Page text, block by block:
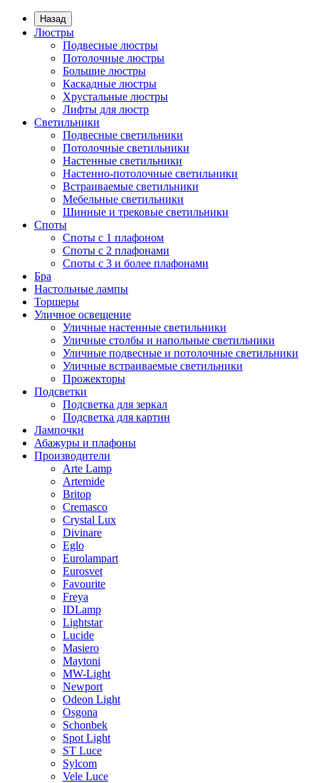
Назад
Люстры
Подвесные люстры
Потолочные люстры
Большие люстры
Каскадные люстры
Хрустальные люстры
Лифты для люстр
Светильники
Подвесные светильники
Потолочные светильники
Настенные светильники
Настенно-потолочные светильники
Встраиваемые светильники
Мебельные светильники
Шинные и трековые светильники
Споты
Споты с 1 плафоном
Споты с 2 плафонами
Споты с 3 и более плафонами
Бра
Настольные лампы
Торшеры
Уличное освещение
Уличные настенные светильники
Уличные столбы и напольные светильники
Уличные подвесные и потолочные светильники
Уличные встраиваемые светильники
Прожекторы
Подсветки
Подсветка для зеркал
Подсветка для картин
Лампочки
Абажуры и плафоны
Производители
Arte Lamp
Artemide
Britop
Cremasco
Crystal Lux
Divinare
Eglo
Eurolampart
Eurosvet
Favourite
Freya
IDLamp
Lightstar
Lucide
Masiero
Maytoni
MW-Light
Newport
Odeon Light
Osgona
Schonbek
Spot Light
ST Luce
Sylcom
Vele Luce